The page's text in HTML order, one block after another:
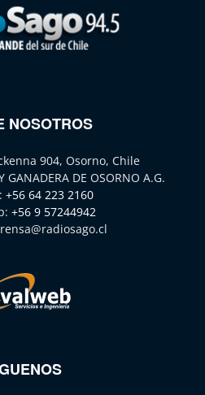
NOSOTROS
904, Osorno, Chile
GANADERA DE OSORNO A.G.
+56 64 223 2160
+56 9 57244942